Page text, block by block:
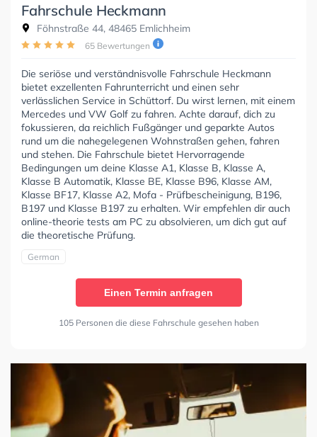
Fahrschule Heckmann
Föhnstraße 44, 48465 Emlichheim
65 Bewertungen
Die seriöse und verständnisvolle Fahrschule Heckmann
bietet exzellenten Fahrunterricht und einen sehr
verlässlichen Service in Schüttorf. Du wirst lernen, mit einem
Mercedes und VW Golf zu fahren. Achte darauf, dich zu
fokussieren, da reichlich Fußgänger und geparkte Autos
rund um die nahegelegenen Wohnstraßen gehen, fahren
und stehen. Die Fahrschule bietet Hervorragende
Bedingungen um deine Klasse A1, Klasse B, Klasse A,
Klasse B Automatik, Klasse BE, Klasse B96, Klasse AM,
Klasse BF17, Klasse A2, Mofa - Prüfbescheinigung, B196,
B197 und Klasse B197 zu erhalten. Wir empfehlen dir auch
online-theorie tests am PC zu absolvieren, um dich gut auf
die theoretische Prüfung.
German
Einen Termin anfragen
105 Personen die diese Fahrschule gesehen haben